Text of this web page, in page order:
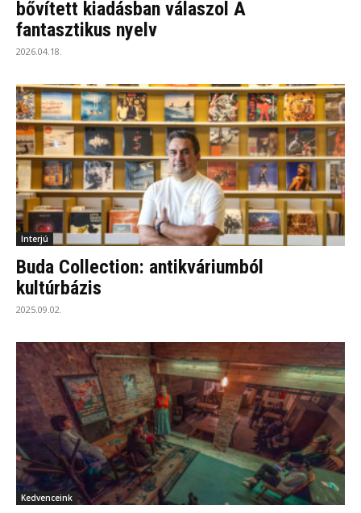
bővített kiadásban válaszol A
fantasztikus nyelv
2026.04.18.
Interjú
Buda Collection: antikváriumból
kultúrbázis
2025.09.02.
Kedvenceink